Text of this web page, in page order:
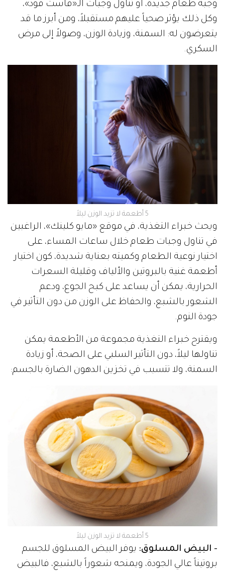
وجبة طعام جديدة، أو تناول وجبات الـ«فاست فود»،
وكل ذلك يؤثر صحياً عليهم مستقبلاً، ومن أبرز ما قد
يتعرضون له: السمنة، وزيادة الوزن، وصولاً إلى مرض
السكري.
5 أطعمة لا تزيد الوزن ليلاً
ويحث خبراء التغذية، في موقع «مايو كلينك»، الراغبين
في تناول وجبات طعام خلال ساعات المساء، على
اختيار نوعية الطعام وكميته بعناية شديدة، كون اختيار
أطعمة غنية بالبروتين والألياف وقليلة السعرات
الحرارية، يمكن أن يساعد على كبح الجوع، ودعم
الشعور بالشبع، والحفاظ على الوزن من دون التأثير في
جودة النوم.
ويقترح خبراء التغذية مجموعة من الأطعمة يمكن
تناولها ليلاً، دون التأثير السلبي على الصحة، أو زيادة
السمنة، ولا تتسبب في تخزين الدهون الضارة بالجسم:
5 أطعمة لا تزيد الوزن ليلاً
- البيض المسلوق: يوفر البيض المسلوق للجسم
بروتيناً عالي الجودة، ويمنحه شعوراً بالشبع، فالبيض